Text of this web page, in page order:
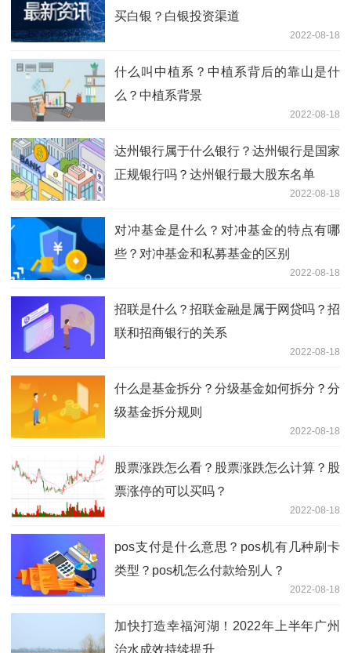
买白银？白银投资渠道
2022-08-18
什么叫中植系？中植系背后的靠山是什
么？中植系背景
2022-08-18
达州银行属于什么银行？达州银行是国家
正规银行吗？达州银行最大股东名单
2022-08-18
对冲基金是什么？对冲基金的特点有哪
些？对冲基金和私募基金的区别
2022-08-18
招联是什么？招联金融是属于网贷吗？招
联和招商银行的关系
2022-08-18
什么是基金拆分？分级基金如何拆分？分
级基金拆分规则
2022-08-18
股票涨跌怎么看？股票涨跌怎么计算？股
票涨停的可以买吗？
2022-08-18
pos支付是什么意思？pos机有几种刷卡
类型？pos机怎么付款给别人？
2022-08-18
加快打造幸福河湖！2022年上半年广州
治水成效持续提升